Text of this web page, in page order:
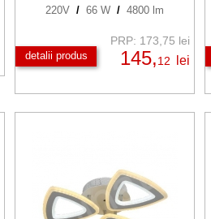
220V / 66 W / 4800 lm
detalii produs
PRP: 173,75 lei
145,12 lei